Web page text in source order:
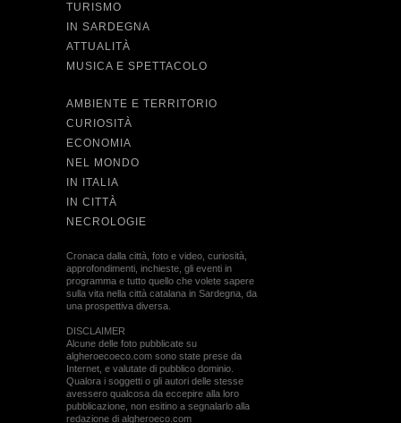
TURISMO
IN SARDEGNA
ATTUALITÀ
MUSICA E SPETTACOLO
AMBIENTE E TERRITORIO
CURIOSITÀ
ECONOMIA
NEL MONDO
IN ITALIA
IN CITTÀ
NECROLOGIE
Cronaca dalla città, foto e video, curiosità,
approfondimenti, inchieste, gli eventi in
programma e tutto quello che volete sapere
sulla vita nella città catalana in Sardegna, da
una prospettiva diversa.
DISCLAIMER
Alcune delle foto pubblicate su
algheroecoeco.com sono state prese da
Internet, e valutate di pubblico dominio.
Qualora i soggetti o gli autori delle stesse
avessero qualcosa da eccepire alla loro
pubblicazione, non esitino a segnalarlo alla
redazione di algheroeco.com